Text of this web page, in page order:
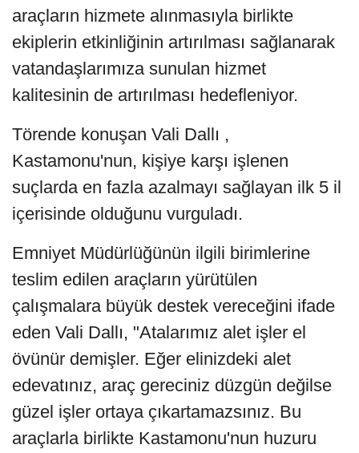
araçların hizmete alınmasıyla birlikte
ekiplerin etkinliğinin artırılması sağlanarak
vatandaşlarımıza sunulan hizmet
kalitesinin de artırılması hedefleniyor.
Törende konuşan Vali Dallı ,
Kastamonu'nun, kişiye karşı işlenen
suçlarda en fazla azalmayı sağlayan ilk 5 il
içerisinde olduğunu vurguladı.
Emniyet Müdürlüğünün ilgili birimlerine
teslim edilen araçların yürütülen
çalışmalara büyük destek vereceğini ifade
eden Vali Dallı, "Atalarımız alet işler el
övünür demişler. Eğer elinizdeki alet
edevatınız, araç gereciniz düzgün değilse
güzel işler ortaya çıkartamazsınız. Bu
araçlarla birlikte Kastamonu'nun huzuru